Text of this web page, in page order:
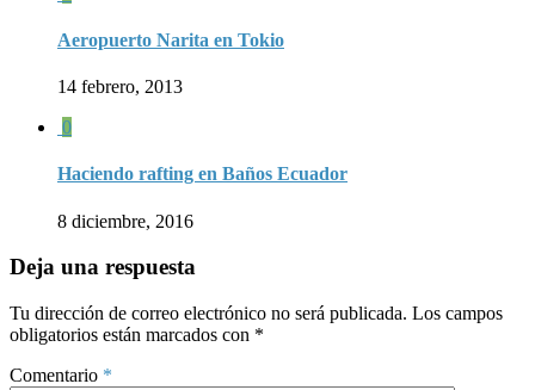
Aeropuerto Narita en Tokio
14 febrero, 2013
0
Haciendo rafting en Baños Ecuador
8 diciembre, 2016
Deja una respuesta
Tu dirección de correo electrónico no será publicada. Los campos
obligatorios están marcados con *
Comentario *